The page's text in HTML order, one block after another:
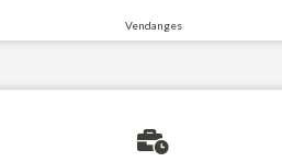
Vendanges